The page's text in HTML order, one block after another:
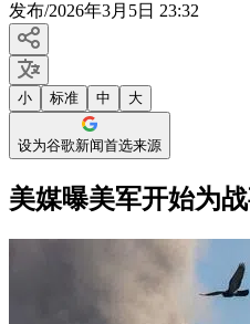
发布/2026年3月5日 23:32
小 标准 中 大
设为谷歌新闻首选来源
美媒曝美军开始为